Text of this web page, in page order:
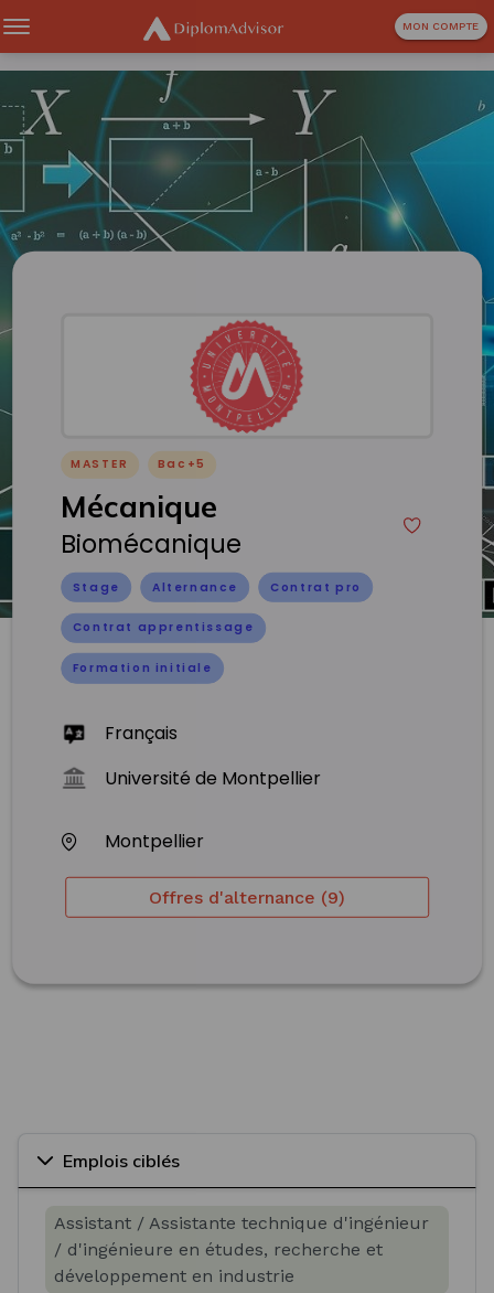
MON COMPTE
MASTER Bac+5
Mécanique
Biomécanique
Stage Alternance Contrat pro
Contrat apprentissage
Formation initiale
Français
Université de Montpellier
Montpellier
Offres d'alternance (9)
Emplois ciblés
Assistant / Assistante technique d'ingénieur
/ d'ingénieure en études, recherche et
développement en industrie